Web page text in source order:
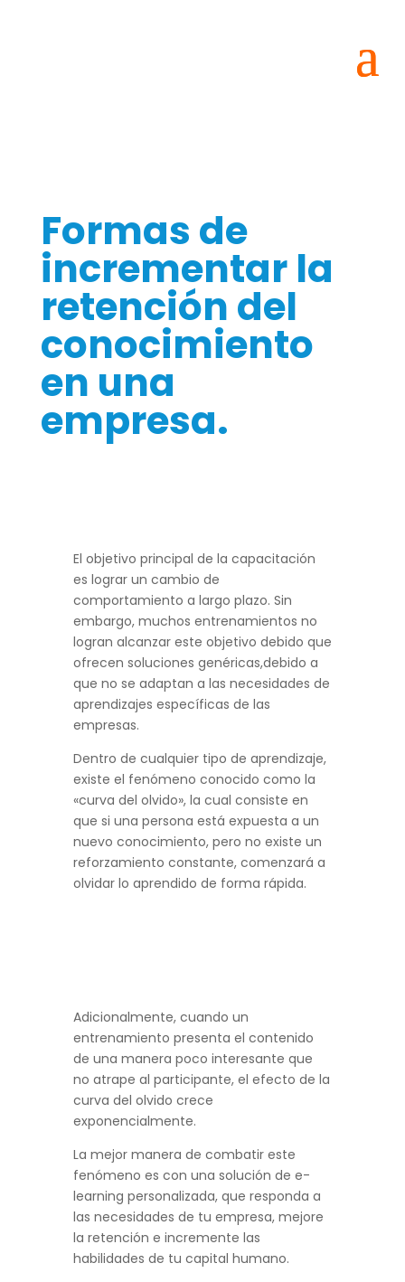
Formas de
incrementar la
retención del
conocimiento
en una
empresa.
El objetivo principal de la capacitación
es lograr un cambio de
comportamiento a largo plazo. Sin
embargo, muchos entrenamientos no
logran alcanzar este objetivo debido que
ofrecen soluciones genéricas,debido a
que no se adaptan a las necesidades de
aprendizajes específicas de las
empresas.
Dentro de cualquier tipo de aprendizaje,
existe el fenómeno conocido como la
«curva del olvido», la cual consiste en
que si una persona está expuesta a un
nuevo conocimiento, pero no existe un
reforzamiento constante, comenzará a
olvidar lo aprendido de forma rápida.
Adicionalmente, cuando un
entrenamiento presenta el contenido
de una manera poco interesante que
no atrape al participante, el efecto de la
curva del olvido crece
exponencialmente.
La mejor manera de combatir este
fenómeno es con una solución de e-
learning personalizada, que responda a
las necesidades de tu empresa, mejore
la retención e incremente las
habilidades de tu capital humano.